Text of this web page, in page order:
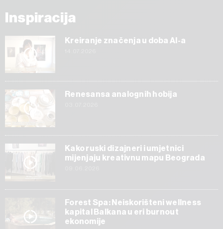
Inspiracija
Kreiranje značenja u doba AI-a
Renesansa analognih hobija
Kako ruski dizajneri i umjetnici
mijenjaju kreativnu mapu Beograda
Forest Spa: Neiskorišteni wellness
kapital Balkana u eri burnout
ekonomije